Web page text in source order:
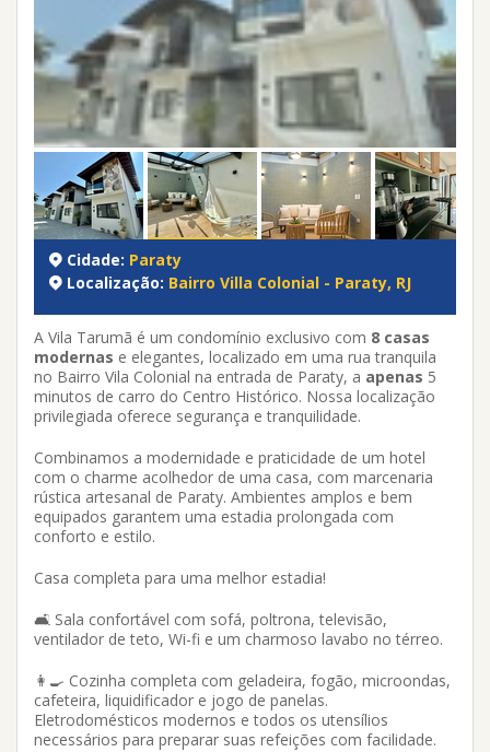
Cidade: Paraty
Localização: Bairro Villa Colonial - Paraty, RJ
A Vila Tarumã é um condomínio exclusivo com 8 casas
modernas e elegantes, localizado em uma rua tranquila
no Bairro Vila Colonial na entrada de Paraty, a apenas 5
minutos de carro do Centro Histórico. Nossa localização
privilegiada oferece segurança e tranquilidade.
Combinamos a modernidade e praticidade de um hotel
com o charme acolhedor de uma casa, com marcenaria
rústica artesanal de Paraty. Ambientes amplos e bem
equipados garantem uma estadia prolongada com
conforto e estilo.
Casa completa para uma melhor estadia!
🛋️ Sala confortável com sofá, poltrona, televisão,
ventilador de teto, Wi-fi e um charmoso lavabo no térreo.
👩‍🍳 Cozinha completa com geladeira, fogão, microondas,
cafeteira, liquidificador e jogo de panelas.
Eletrodomésticos modernos e todos os utensílios
necessários para preparar suas refeições com facilidade.